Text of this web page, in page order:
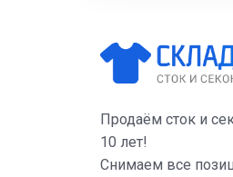
Продаём сток и
10 лет!
Снимаем все